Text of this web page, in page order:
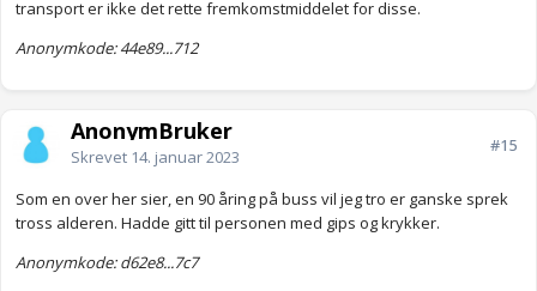
transport er ikke det rette fremkomstmiddelet for disse.
Anonymkode: 44e89...712
AnonymBruker
Skrevet 14. januar 2023
#15
Som en over her sier, en 90 åring på buss vil jeg tro er ganske sprek
tross alderen. Hadde gitt til personen med gips og krykker.
Anonymkode: d62e8...7c7